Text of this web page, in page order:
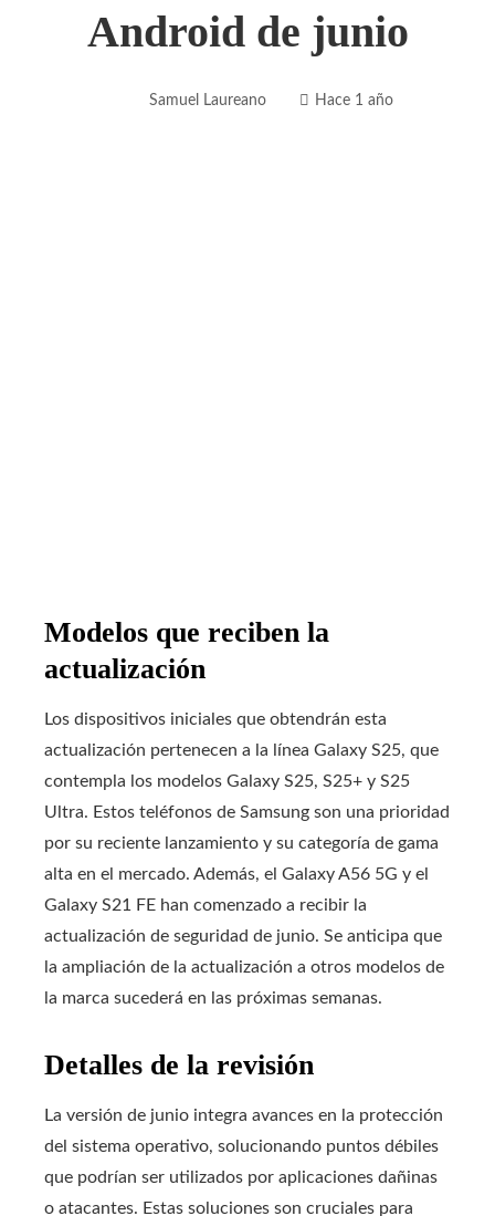
Android de junio
Samuel Laureano Hace 1 año
Modelos que reciben la
actualización
Los dispositivos iniciales que obtendrán esta
actualización pertenecen a la línea Galaxy S25, que
contempla los modelos Galaxy S25, S25+ y S25
Ultra. Estos teléfonos de Samsung son una prioridad
por su reciente lanzamiento y su categoría de gama
alta en el mercado. Además, el Galaxy A56 5G y el
Galaxy S21 FE han comenzado a recibir la
actualización de seguridad de junio. Se anticipa que
la ampliación de la actualización a otros modelos de
la marca sucederá en las próximas semanas.
Detalles de la revisión
La versión de junio integra avances en la protección
del sistema operativo, solucionando puntos débiles
que podrían ser utilizados por aplicaciones dañinas
o atacantes. Estas soluciones son cruciales para